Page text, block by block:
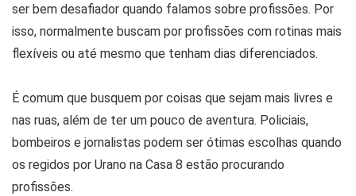
ser bem desafiador quando falamos sobre profissões. Por
isso, normalmente buscam por profissões com rotinas mais
flexíveis ou até mesmo que tenham dias diferenciados.
É comum que busquem por coisas que sejam mais livres e
nas ruas, além de ter um pouco de aventura. Policiais,
bombeiros e jornalistas podem ser ótimas escolhas quando
os regidos por Urano na Casa 8 estão procurando
profissões.